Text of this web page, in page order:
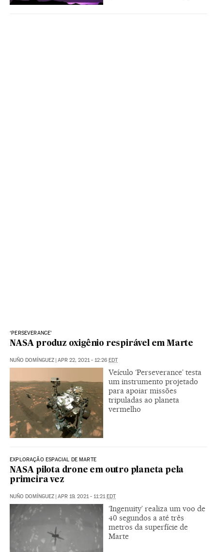
‘PERSEVERANCE’
NASA produz oxigênio respirável em Marte
NUÑO DOMÍNGUEZ APR 22, 2021 - 12:26 EDT
Veículo ‘Perseverance’ testa
um instrumento projetado
para apoiar missões
tripuladas ao planeta
vermelho
EXPLORAÇÃO ESPACIAL DE MARTE
NASA pilota drone em outro planeta pela
primeira vez
NUÑO DOMÍNGUEZ APR 19, 2021 - 11:21 EDT
‘Ingenuity’ realiza um voo de
40 segundos a até três
metros da superfície de
Marte